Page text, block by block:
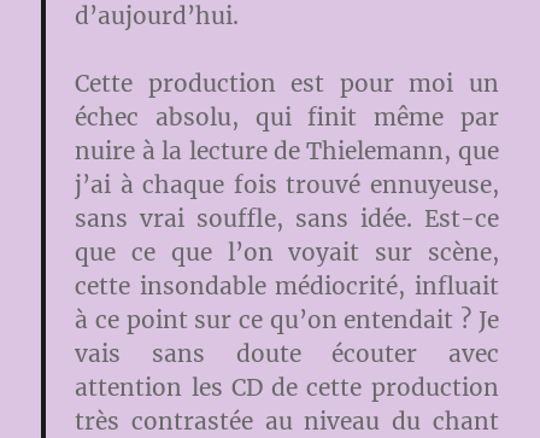
d’aujourd’hui.
Cette production est pour moi un
échec absolu, qui finit même par
nuire à la lecture de Thielemann, que
j’ai à chaque fois trouvé ennuyeuse,
sans vrai souffle, sans idée. Est-ce
que ce que l’on voyait sur scène,
cette insondable médiocrité, influait
à ce point sur ce qu’on entendait ? Je
vais sans doute écouter avec
attention les CD de cette production
très contrastée au niveau du chant